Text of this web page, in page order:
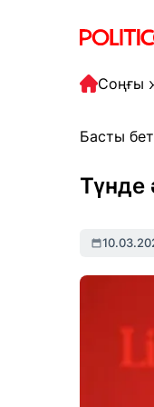
Соңғы
Басты бет
Түнде